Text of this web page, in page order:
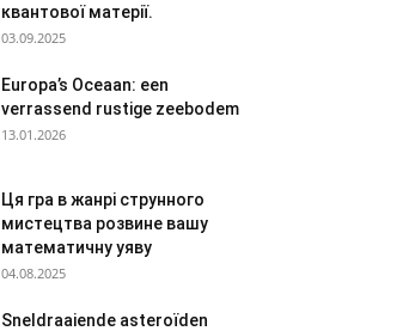
квантової матерії.
03.09.2025
Europa’s Oceaan: een
verrassend rustige zeebodem
13.01.2026
Ця гра в жанрі струнного
мистецтва розвине вашу
математичну уяву
04.08.2025
Sneldraaiende asteroïden